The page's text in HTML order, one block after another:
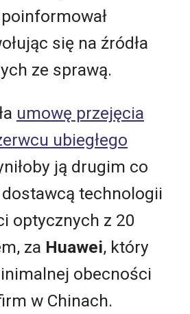
się na źródła
ze sprawą.
umowę przejęcia
ubiegłego
ją drugim co
technologii
optycznych z 20
za Huawei, który
obecności
w Chinach.